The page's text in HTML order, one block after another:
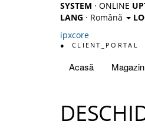
SYSTEM · ONLINE
LANG · Română
ipxcore
● CLIENT_PORTAL
Acasă Magazin